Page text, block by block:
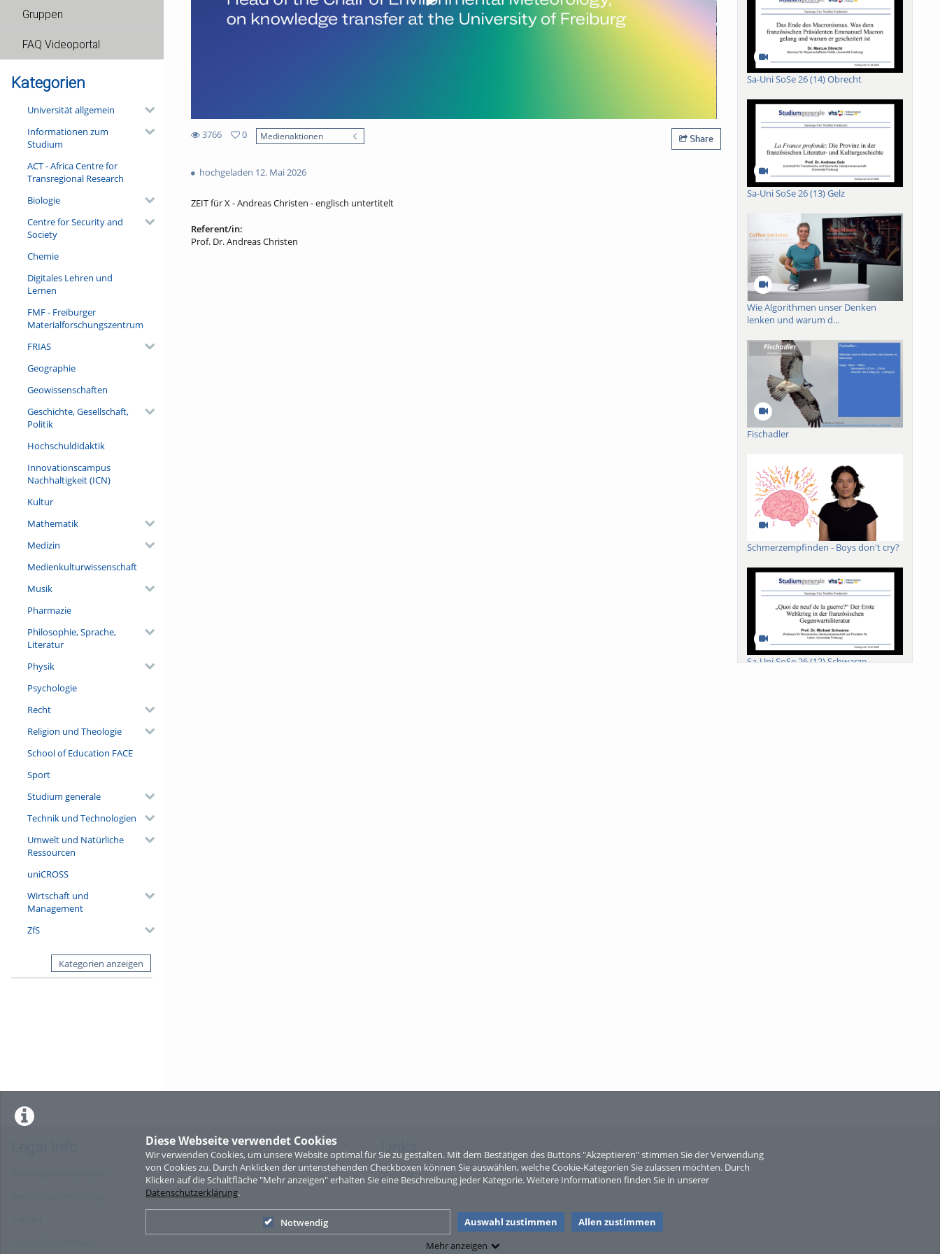
Diese Webseite verwendet Cookies
Wir verwenden Cookies, um unsere Website optimal für Sie zu gestalten. Mit dem Bestätigen des Buttons "Akzeptieren" stimmen Sie der Verwendung
von Cookies zu. Durch Anklicken der untenstehenden Checkboxen können Sie auswählen, welche Cookie-Kategorien Sie zulassen möchten. Durch
Klicken auf die Schaltfläche "Mehr anzeigen" erhalten Sie eine Beschreibung jeder Kategorie. Weitere Informationen finden Sie in unserer
Datenschutzerklärung.
Notwendig Auswahl zustimmen
Allen zustimmen
Mehr anzeigen
Gruppen
FAQ Videoportal
Kategorien
Universität allgemein
Informationen zum
Studium
ACT - Africa Centre for
Transregional Research
Biologie
Centre for Security and
Society
Chemie
Digitales Lehren und
Lernen
FMF - Freiburger
Materialforschungszentrum
FRIAS
Geographie
Geowissenschaften
Geschichte, Gesellschaft,
Politik
Hochschuldidaktik
Innovationscampus
Nachhaltigkeit (ICN)
Kultur
Mathematik
Medizin
Medienkulturwissenschaft
Musik
Pharmazie
Philosophie, Sprache,
Literatur
Physik
Psychologie
Recht
Religion und Theologie
School of Education FACE
Sport
Studium generale
Technik und Technologien
Umwelt und Natürliche
Ressourcen
uniCROSS
Wirtschaft und
Management
ZfS
Kategorien anzeigen
3766
views
0
Medienaktionen Share
hochgeladen 12. Mai 2026
ZEIT für X - Andreas Christen - englisch untertitelt
Referent/in:
Prof. Dr. Andreas Christen
Sa-Uni SoSe 26 (14) Obrecht
Sa-Uni SoSe 26 (13) Gelz
Wie Algorithmen unser Denken
lenken und warum d...
Fischadler
Schmerzempfinden - Boys don't cry?
Sa-Uni SoSe 26 (12) Schwarze
Sperber
Links
Sitemap